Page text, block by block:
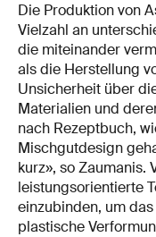
Die Produktion von
Vielzahl an
die miteinander
als die Herstellung
Unsicherheit über
Materialien und
nach Rezeptbuch,
Mischgutdesign
kurz», so Zaumanis.
leistungsorientierte
einzubinden, um
plastische